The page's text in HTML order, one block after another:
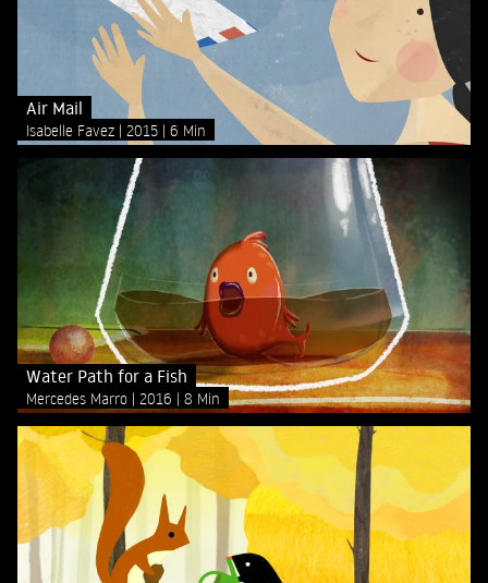
Air Mail
Isabelle Favez 2015 6 Min
Water Path for a Fish
Mercedes Marro 2016 8 Min